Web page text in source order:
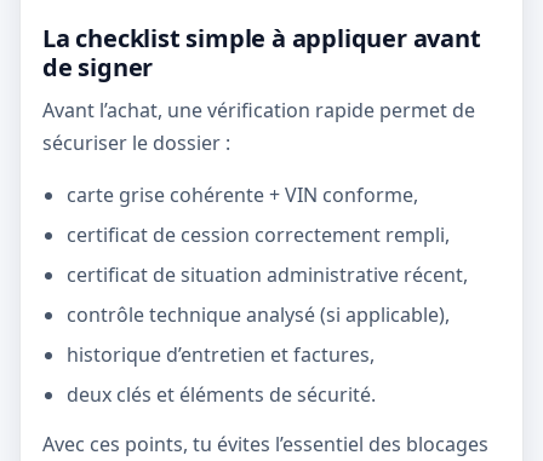
La checklist simple à appliquer avant
de signer
Avant l’achat, une vérification rapide permet de
sécuriser le dossier :
carte grise cohérente + VIN conforme,
certificat de cession correctement rempli,
certificat de situation administrative récent,
contrôle technique analysé (si applicable),
historique d’entretien et factures,
deux clés et éléments de sécurité.
Avec ces points, tu évites l’essentiel des blocages